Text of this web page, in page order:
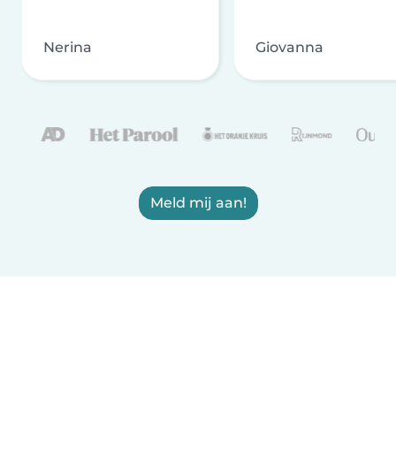
Nerina Giovanna
Meld mij aan!